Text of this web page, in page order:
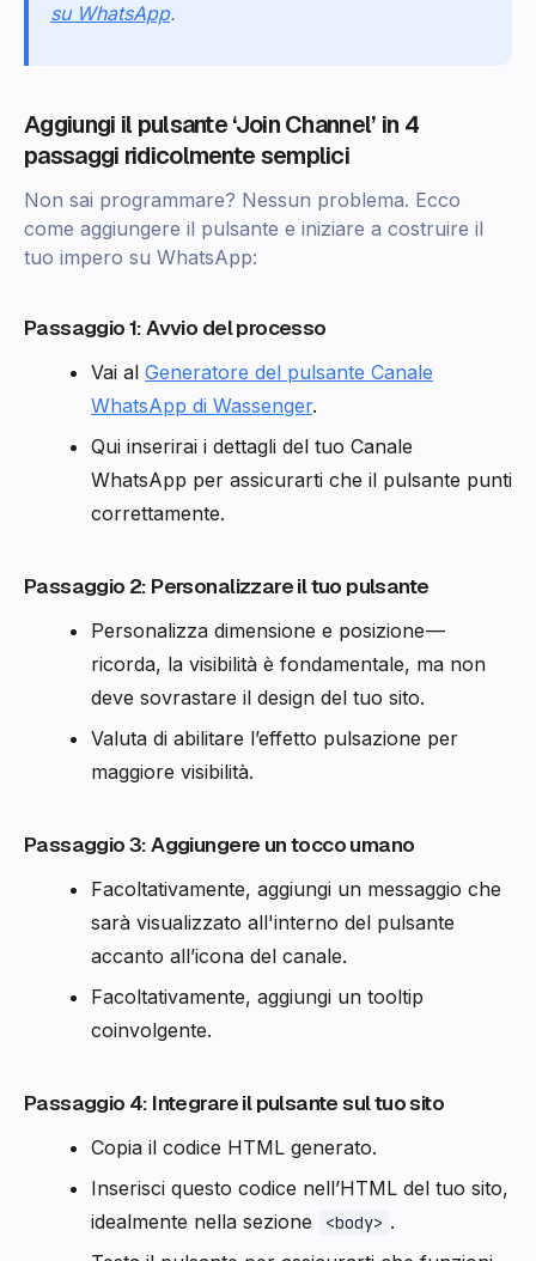
su WhatsApp.
Aggiungi il pulsante ‘Join Channel’ in 4
passaggi ridicolmente semplici
Non sai programmare? Nessun problema. Ecco
come aggiungere il pulsante e iniziare a costruire il
tuo impero su WhatsApp:
Passaggio 1: Avvio del processo
Vai al Generatore del pulsante Canale
WhatsApp di Wassenger.
Qui inserirai i dettagli del tuo Canale
WhatsApp per assicurarti che il pulsante punti
correttamente.
Passaggio 2: Personalizzare il tuo pulsante
Personalizza dimensione e posizione —
ricorda, la visibilità è fondamentale, ma non
deve sovrastare il design del tuo sito.
Valuta di abilitare l’effetto pulsazione per
maggiore visibilità.
Passaggio 3: Aggiungere un tocco umano
Facoltativamente, aggiungi un messaggio che
sarà visualizzato all'interno del pulsante
accanto all’icona del canale.
Facoltativamente, aggiungi un tooltip
coinvolgente.
Passaggio 4: Integrare il pulsante sul tuo sito
Copia il codice HTML generato.
Inserisci questo codice nell’HTML del tuo sito,
idealmente nella sezione
<body> .